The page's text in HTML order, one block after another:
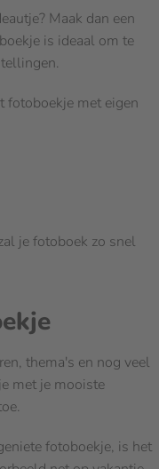
Maak dan een
is ideaal om te
fotoboekje met eigen
je fotoboek zo snel
thema's en nog veel
met je mooiste
fotoboekje, is het